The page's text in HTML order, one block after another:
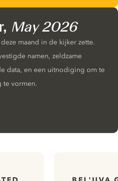
May 2026
maand in de kijker zette.
namen, zeldzame
data, en een uitnodiging om te
te vormen.